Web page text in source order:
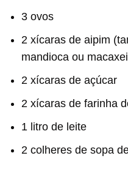
3 ovos
2 xícaras de aipim
mandioca ou
2 xícaras de açúcar
2 xícaras de farinha
1 litro de leite
2 colheres de sopa